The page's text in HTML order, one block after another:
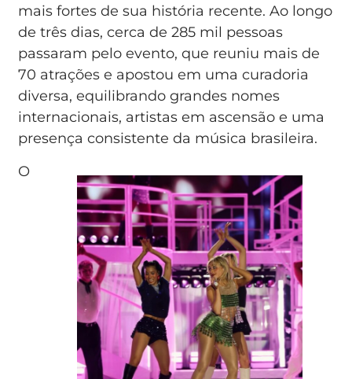
mais fortes de sua história recente. Ao longo
de três dias, cerca de 285 mil pessoas
passaram pelo evento, que reuniu mais de
70 atrações e apostou em uma curadoria
diversa, equilibrando grandes nomes
internacionais, artistas em ascensão e uma
presença consistente da música brasileira.
O